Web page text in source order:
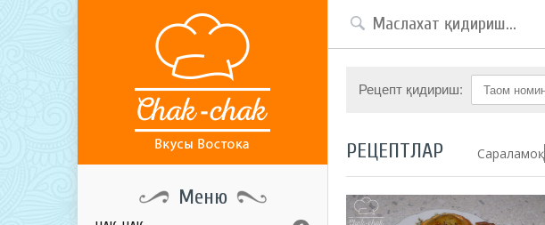
Меню
Рецепт қидириш:
РЕЦЕПТЛАР Сараламоқ: